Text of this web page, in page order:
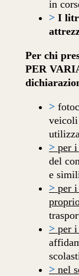
in
> I
Per chi
PER
>
veicoli
> per
del
e
> per
> per
> nel